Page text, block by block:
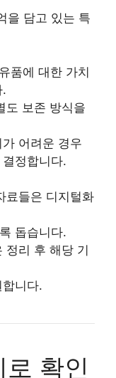
을 담고 있는 특
품에 대한 가치
.
도 보존 방식을
어려운 경우
정합니다.
료들은 디지털화
돕습니다.
정리 후 해당 기
니다.
확인